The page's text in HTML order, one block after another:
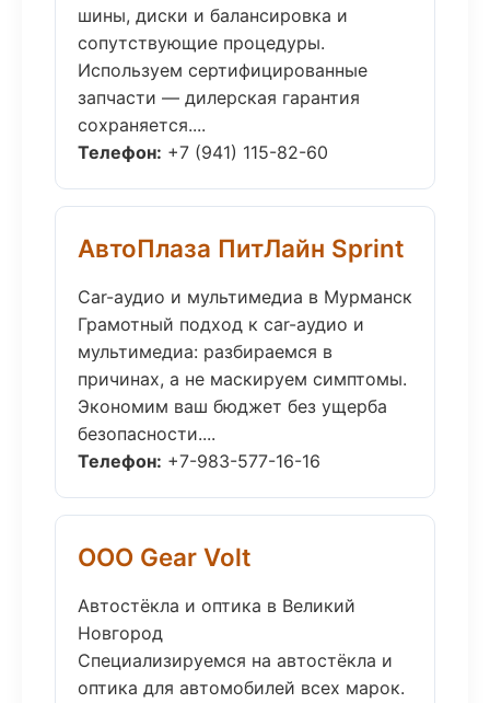
шины, диски и балансировка и
сопутствующие процедуры.
Используем сертифицированные
запчасти — дилерская гарантия
сохраняется....
Телефон: +7 (941) 115-82-60
АвтоПлаза ПитЛайн Sprint
Car-аудио и мультимедиа в Мурманск
Грамотный подход к car-аудио и
мультимедиа: разбираемся в
причинах, а не маскируем симптомы.
Экономим ваш бюджет без ущерба
безопасности....
Телефон: +7-983-577-16-16
ООО Gear Volt
Автостёкла и оптика в Великий
Новгород
Специализируемся на автостёкла и
оптика для автомобилей всех марок.